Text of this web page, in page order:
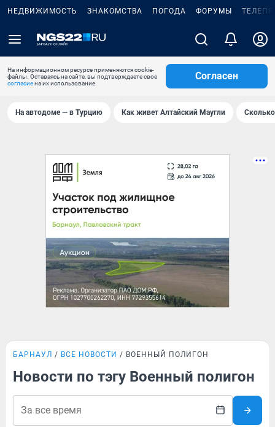
НЕДВИЖИМОСТЬ ЗНАКОМСТВА ПОГОДА ФОРУМЫ
На информационном ресурсе применяются cookie-
файлы. Оставаясь на сайте, вы подтверждаете свое
согласиена их использование.
Согласен
На автодоме — в Турцию Как живет Алтайский Маугли
БАРНАУЛ ВСЕ НОВОСТИ ВОЕННЫЙ ПОЛИГОН
Новости по тэгу Военный полигон